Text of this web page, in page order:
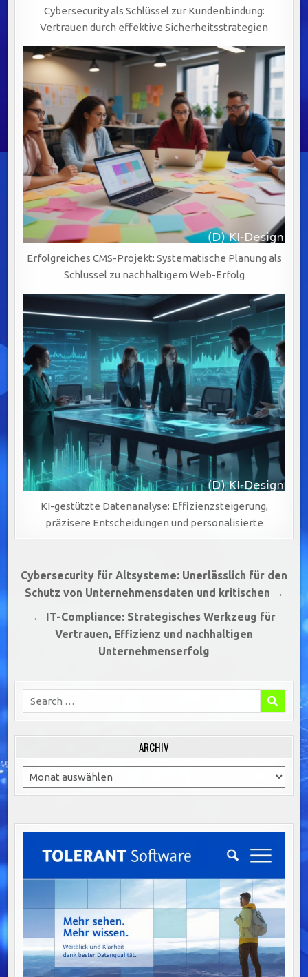
Cybersecurity als Schlüssel zur Kundenbindung:
Vertrauen durch effektive Sicherheitsstrategien
Erfolgreiches CMS-Projekt: Systematische Planung als
Schlüssel zu nachhaltigem Web-Erfolg
KI-gestützte Datenanalyse: Effizienzsteigerung,
präzisere Entscheidungen und personalisierte
Beitragsnavigation
Cybersecurity für Altsysteme: Unerlässlich für den
Schutz von Unternehmensdaten und kritischen →
← IT-Compliance: Strategisches Werkzeug für
Vertrauen, Effizienz und nachhaltigen
Unternehmenserfolg
Search
for:
ARCHIV
Archiv